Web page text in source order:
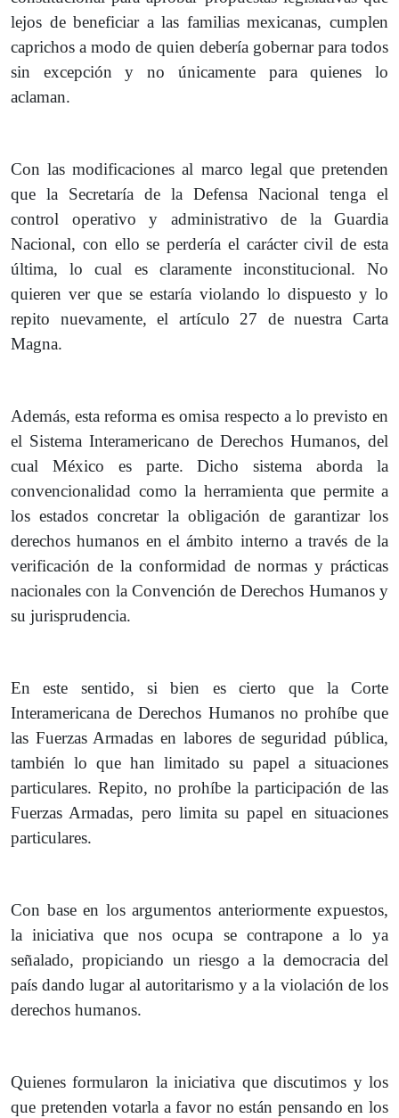
lejos de beneficiar a las familias mexicanas, cumplen
caprichos a modo de quien debería gobernar para todos
sin excepción y no únicamente para quienes lo
aclaman.
Con las modificaciones al marco legal que pretenden
que la Secretaría de la Defensa Nacional tenga el
control operativo y administrativo de la Guardia
Nacional, con ello se perdería el carácter civil de esta
última, lo cual es claramente inconstitucional. No
quieren ver que se estaría violando lo dispuesto y lo
repito nuevamente, el artículo 27 de nuestra Carta
Magna.
Además, esta reforma es omisa respecto a lo previsto en
el Sistema Interamericano de Derechos Humanos, del
cual México es parte. Dicho sistema aborda la
convencionalidad como la herramienta que permite a
los estados concretar la obligación de garantizar los
derechos humanos en el ámbito interno a través de la
verificación de la conformidad de normas y prácticas
nacionales con la Convención de Derechos Humanos y
su jurisprudencia.
En este sentido, si bien es cierto que la Corte
Interamericana de Derechos Humanos no prohíbe que
las Fuerzas Armadas en labores de seguridad pública,
también lo que han limitado su papel a situaciones
particulares. Repito, no prohíbe la participación de las
Fuerzas Armadas, pero limita su papel en situaciones
particulares.
Con base en los argumentos anteriormente expuestos,
la iniciativa que nos ocupa se contrapone a lo ya
señalado, propiciando un riesgo a la democracia del
país dando lugar al autoritarismo y a la violación de los
derechos humanos.
Quienes formularon la iniciativa que discutimos y los
que pretenden votarla a favor no están pensando en los